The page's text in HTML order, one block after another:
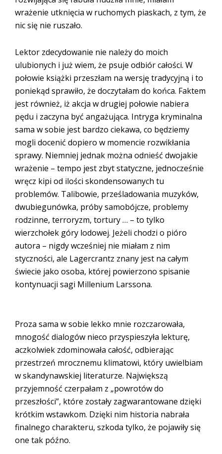
wrażenie utknięcia w ruchomych piaskach, z tym, że
nic się nie ruszało.
Lektor zdecydowanie nie należy do moich
ulubionych i już wiem, że psuje odbiór całości. W
połowie książki przeszłam na wersję tradycyjną i to
poniekąd sprawiło, że doczytałam do końca. Faktem
jest również, iż akcja w drugiej połowie nabiera
pędu i zaczyna być angażująca. Intryga kryminalna
sama w sobie jest bardzo ciekawa, co będziemy
mogli docenić dopiero w momencie rozwikłania
sprawy. Niemniej jednak można odnieść dwojakie
wrażenie – tempo jest zbyt statyczne, jednocześnie
wręcz kipi od ilości skondensowanych tu
problemów. Talibowie, prześladowania muzyków,
dwubiegunówka, próby samobójcze, problemy
rodzinne, terroryzm, tortury … – to tylko
wierzchołek góry lodowej. Jeżeli chodzi o pióro
autora – nigdy wcześniej nie miałam z nim
styczności, ale Lagercrantz znany jest na całym
świecie jako osoba, której powierzono spisanie
kontynuacji sagi Millenium Larssona.
Proza sama w sobie lekko mnie rozczarowała,
mnogość dialogów nieco przyspieszyła lekturę,
aczkolwiek zdominowała całość, odbierając
przestrzeń mrocznemu klimatowi, który uwielbiam
w skandynawskiej literaturze. Największą
przyjemność czerpałam z „powrotów do
przeszłości”, które zostały zagwarantowane dzięki
krótkim wstawkom. Dzięki nim historia nabrała
finalnego charakteru, szkoda tylko, że pojawiły się
one tak późno.